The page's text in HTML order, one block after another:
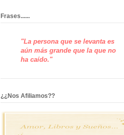
Frases......
"La persona que se levanta es
aún más grande que la que no
ha caído."
¿¿Nos Afiliamos??